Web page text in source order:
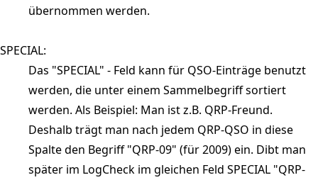
übernommen werden.
SPECIAL:
Das "SPECIAL" - Feld kann für QSO-Einträge benutzt
werden, die unter einem Sammelbegriff sortiert
werden. Als Beispiel: Man ist z.B. QRP-Freund.
Deshalb trägt man nach jedem QRP-QSO in diese
Spalte den Begriff "QRP-09" (für 2009) ein. Dibt man
später im LogCheck im gleichen Feld SPECIAL "QRP-